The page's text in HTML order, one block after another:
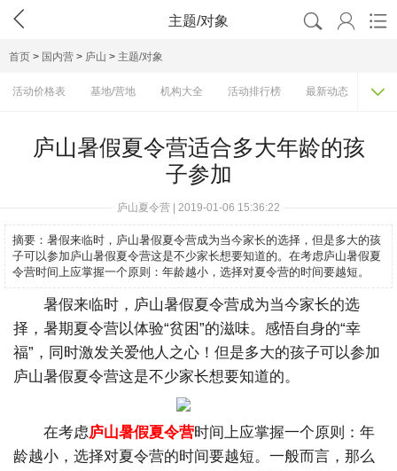
 主题/对象   
首页 > 国内营 > 庐山 > 主题/对象
活动价格表 基地/营地 机构大全 活动排行榜 最新动态 主题

庐山暑假夏令营适合多大年龄的孩
子参加
庐山夏令营 | 2019-01-06 15:36:22
摘要： 暑假来临时，庐山暑假夏令营成为当今家长的选择，但是多大的孩
子可以参加庐山暑假夏令营这是不少家长想要知道的。在考虑庐山暑假夏
令营时间上应掌握一个原则：年龄越小，选择对夏令营的时间要越短。
暑假来临时，庐山暑假夏令营成为当今家长的选
择，暑期夏令营以体验“贫困”的滋味。感悟自身的“幸
福”，同时激发关爱他人之心！但是多大的孩子可以参加
庐山暑假夏令营这是不少家长想要知道的。
在考虑庐山暑假夏令营时间上应掌握一个原则：年
龄越小，选择对夏令营的时间要越短。一般而言，那么